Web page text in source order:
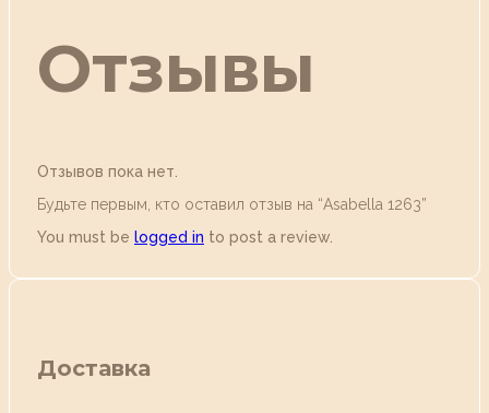
Отзывы
Отзывов пока нет.
Будьте первым, кто оставил отзыв на “Аsabella 1263”
You must be logged in to post a review.
Доставка